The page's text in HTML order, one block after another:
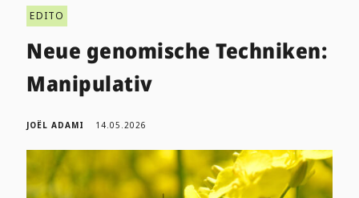
EDITO
Neue genomische Techniken:
Manipulativ
JOËL ADAMI 14.05.2026